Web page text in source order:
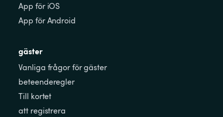
App för iOS
App för Android
gäster
Vanliga frågor för gäster
beteenderegler
Till kortet
att registrera